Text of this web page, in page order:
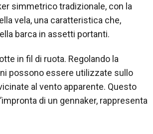
simmetrico tradizionale, con la
vela, una caratteristica che,
barca in assetti portanti.
in fil di ruota. Regolando la
possono essere utilizzate sullo
al vento apparente. Questo
di un gennaker, rappresenta